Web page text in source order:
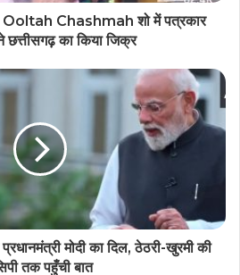
Chashmah शो में पत्रकार
छत्तीसगढ़ का किया जिक्र
मोदी का दिल, ठेठरी-खुरमी की
तक पहुँची बात